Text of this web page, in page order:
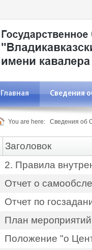
Главная Сведения
You are here: Сведения об
Заголовок
2. Правила
Отчет о
Отчет по
План
Положение "о